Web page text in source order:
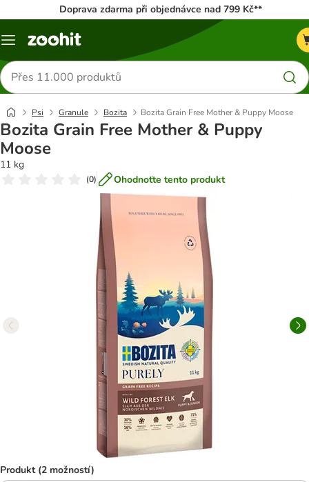
Doprava zdarma při objednávce nad 799 Kč**
Menu
Hledat
produkty
Psi Granule Bozita Bozita Grain Free Mother & Puppy Moose
Bozita Grain Free Mother & Puppy
Moose
11 kg
(0) Ohodnoťte tento produkt
Produkt (2 možností)